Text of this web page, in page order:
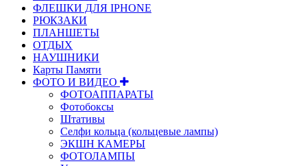
ФЛЕШКИ ДЛЯ IPHONE
РЮКЗАКИ
ПЛАНШЕТЫ
ОТДЫХ
НАУШНИКИ
Карты Памяти
ФОТО И ВИДЕО
ФОТОАППАРАТЫ
Фотобоксы
Штативы
Селфи кольца (кольцевые лампы)
ЭКШН КАМЕРЫ
ФОТОЛАМПЫ